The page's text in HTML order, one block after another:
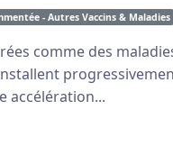
- Autres Vaccins & Maladies
comme des
accélération...